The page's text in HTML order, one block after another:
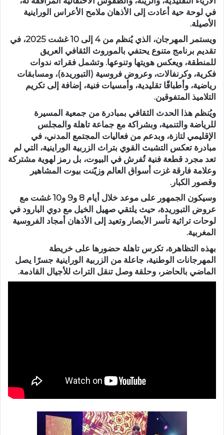
في لوحة حية أعادت إلى الأذهان ملامح الأعراس الوراينية
الأصيلة.
ويستمر المهرجان، الذي يُنظم من 4 إلى 10 غشت 2025، في
تقديم برنامج متنوع يحتفي بالموروث الثقافي العريق
للمنطقة، ويعكس هويتها وتنوعها. وتشمل فقراته ندوات
فكرية، وكرنفالات، وعروض فروسية (التبوريدة)، ومسابقات
رياضية، وأطباقًا تقليدية، وأمسيات فنية، إضافة إلى تكريم
التلاميذ المتفوقين.
ويُنظم هذا الحدث الثقافي بمبادرة من جمعية المسيرة
للرياضة والتنمية، وبشراكة مع جماعة تاهلة والمجلس
الإقليمي لتازة، وبدعم من فعاليات المجتمع المدني، في
مبادرة تعكس التشبث القوي بتراث الزربية الوراينية، التي لم
تعد مجرد قطعة فنية تُفرش في البيوت، بل رمز لهوية مشتركة
وعلامة فارقة غزت أسواق العالم وزيّنت بيوت المشاهير
وقصور الكبار.
وسيكون الجمهور على موعد خلال أيام 8 و9 و10 غشت مع
عروض التبوريدة، حيث يلتقي صهيل الخيل مع دوي البارود في
لوحات تراثية تأسر الأبصار وتعيد إلى الأذهان أمجاد الفروسية
المغربية.
بهذه التظاهرة، تكرس تاهلة حضورها على خريطة
المهرجانات الوطنية، جاعلة من الزربية الوراينية جسرًا يصل
الماضي بالحاضر، وحلقة وصل تنقل التراث للأجيال القادمة.